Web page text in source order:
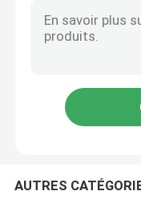
AUTRES